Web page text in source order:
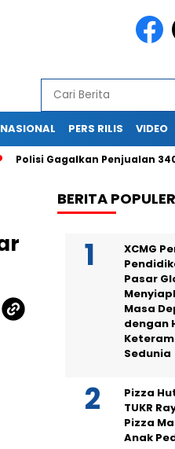
PERS RILIS VIDEO
Gagalkan Penjualan 340 WNI
BERITA POPULER
XCMG
Pasar
Masa
dengan
Sedunia
Pizza
TUKR
Pizza
Anak